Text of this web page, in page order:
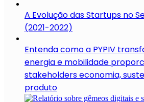
A Evolução das Startups no
(2021-2022)
Entenda como a PYPIV
energia e mobilidade
stakeholders economia,
produto